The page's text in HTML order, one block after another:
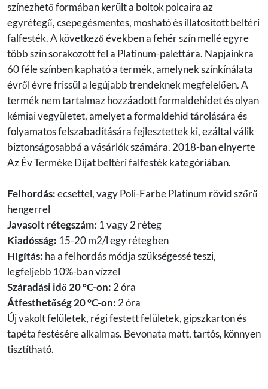
színezhető formában került a boltok polcaira az
egyrétegű, csepegésmentes, mosható és illatosított beltéri
falfesték. A következő években a fehér szín mellé egyre
több szín sorakozott fel a Platinum-palettára. Napjainkra
60 féle színben kapható a termék, amelynek színkínálata
évről évre frissül a legújabb trendeknek megfelelően. A
termék nem tartalmaz hozzáadott formaldehidet és olyan
kémiai vegyületet, amelyet a formaldehid tárolására és
folyamatos felszabadítására fejlesztettek ki, ezáltal válik
biztonságosabbá a vásárlók számára. 2018-ban elnyerte
Az Év Terméke Díjat beltéri falfesték kategóriában.
Felhordás:ecsettel, vagy Poli-Farbe Platinum rövid szőrű
hengerrel
Javasolt rétegszám: 1 vagy 2 réteg
Kiadósság: 15-20 m2/l egy rétegben
Hígítás: ha a felhordás módja szükségessé teszi,
legfeljebb 10%-ban vízzel
Száradási idő 20 °C-on: 2 óra
Átfesthetőség 20 °C-on: 2 óra
Új vakolt felületek, régi festett felületek, gipszkarton és
tapéta festésére alkalmas. Bevonata matt, tartós, könnyen
tisztítható.